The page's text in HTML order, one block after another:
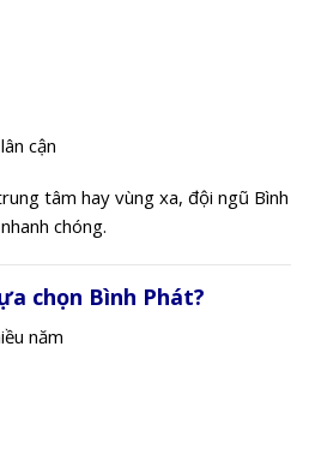
cận
tâm hay vùng xa, đội ngũ Bình
chóng.
chọn Bình Phát?
năm